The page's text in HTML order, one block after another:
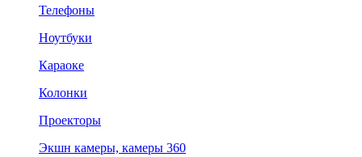
Телефоны
Ноутбуки
Караоке
Колонки
Проекторы
Экшн камеры, камеры 360